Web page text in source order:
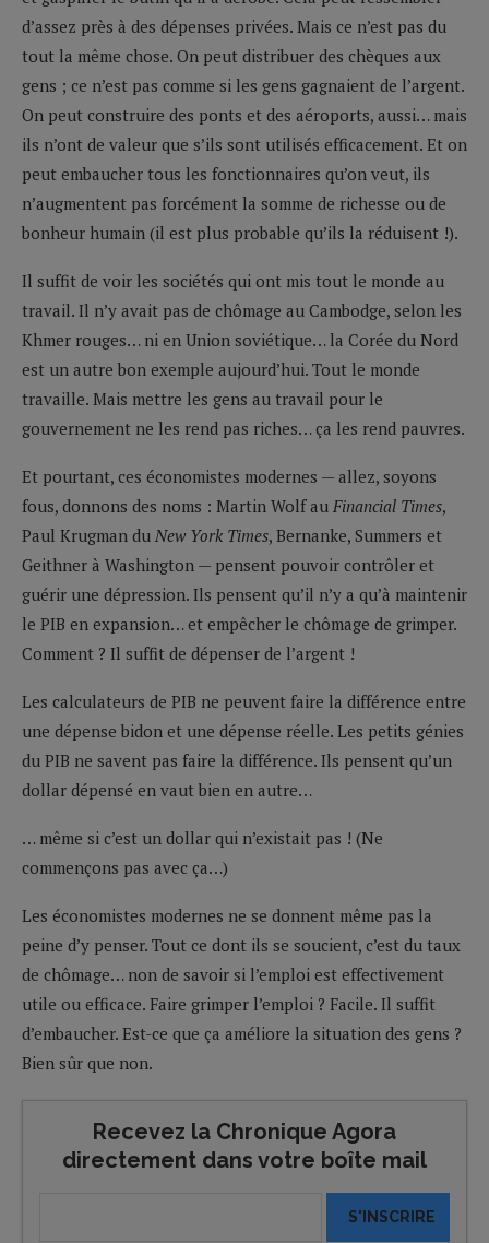
d’assez près à des dépenses privées. Mais ce n’est pas du
tout la même chose. On peut distribuer des chèques aux
gens ; ce n’est pas comme si les gens gagnaient de l’argent.
On peut construire des ponts et des aéroports, aussi… mais
ils n’ont de valeur que s’ils sont utilisés efficacement. Et on
peut embaucher tous les fonctionnaires qu’on veut, ils
n’augmentent pas forcément la somme de richesse ou de
bonheur humain (il est plus probable qu’ils la réduisent !).
Il suffit de voir les sociétés qui ont mis tout le monde au
travail. Il n’y avait pas de chômage au Cambodge, selon les
Khmer rouges… ni en Union soviétique… la Corée du Nord
est un autre bon exemple aujourd’hui. Tout le monde
travaille. Mais mettre les gens au travail pour le
gouvernement ne les rend pas riches… ça les rend pauvres.
Et pourtant, ces économistes modernes — allez, soyons
fous, donnons des noms : Martin Wolf au Financial Times,
Paul Krugman du New York Times, Bernanke, Summers et
Geithner à Washington — pensent pouvoir contrôler et
guérir une dépression. Ils pensent qu’il n’y a qu’à maintenir
le PIB en expansion… et empêcher le chômage de grimper.
Comment ? Il suffit de dépenser de l’argent !
Les calculateurs de PIB ne peuvent faire la différence entre
une dépense bidon et une dépense réelle. Les petits génies
du PIB ne savent pas faire la différence. Ils pensent qu’un
dollar dépensé en vaut bien en autre…
… même si c’est un dollar qui n’existait pas ! (Ne
commençons pas avec ça…)
Les économistes modernes ne se donnent même pas la
peine d’y penser. Tout ce dont ils se soucient, c’est du taux
de chômage… non de savoir si l’emploi est effectivement
utile ou efficace. Faire grimper l’emploi ? Facile. Il suffit
d’embaucher. Est-ce que ça améliore la situation des gens ?
Bien sûr que non.
Recevez la Chronique Agora
directement dans votre boîte mail
S'INSCRIRE